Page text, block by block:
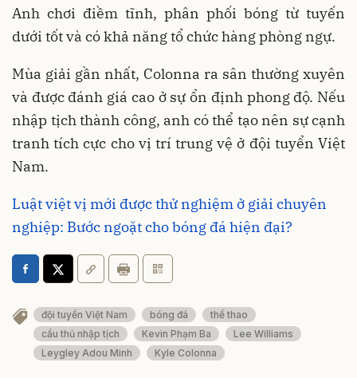
Anh chơi điềm tĩnh, phân phối bóng từ tuyến
dưới tốt và có khả năng tổ chức hàng phòng ngự.
Mùa giải gần nhất, Colonna ra sân thường xuyên
và được đánh giá cao ở sự ổn định phong độ. Nếu
nhập tịch thành công, anh có thể tạo nên sự cạnh
tranh tích cực cho vị trí trung vệ ở đội tuyển Việt
Nam.
Luật việt vị mới được thử nghiệm ở giải chuyên
nghiệp: Bước ngoặt cho bóng đá hiện đại?
đội tuyển Việt Nam bóng đá
thể thao
cầu thủ nhập tịch
Kevin Phạm Ba
Lee Williams
Leygley Adou Minh
Kyle Colonna